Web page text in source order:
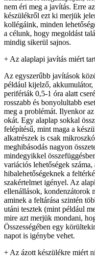
nem éri meg a javítás. Erre
készülékről ezt ki merjük
kollégáink, minden
a célunk, hogy megoldást
mindig sikerül sajnos.
+ Az alaplapi javítás miért
Az egyszerűbb javítások
például kijelző, akkumulátor,
perifériák 0,5-1 óra alatt
rosszabb és bonyolultabb
meg a problémát. Ilyenkor
okát. Egy alaplap sokkal
felépítésű, mint maga a
alkatrészek is csak
meghibásodás nagyon
mindegyikkel
variációs lehetőségek
hibalehetőségeknek a
szakértelmet igényel. Az
ellenállások, kondenzátorok
aminek a feltárása szintén
utáni tesztek (mint például
mire azt merjük mondani,
Összességében egy
napot is igénybe vehet.
+ Az ázott készülékre miért